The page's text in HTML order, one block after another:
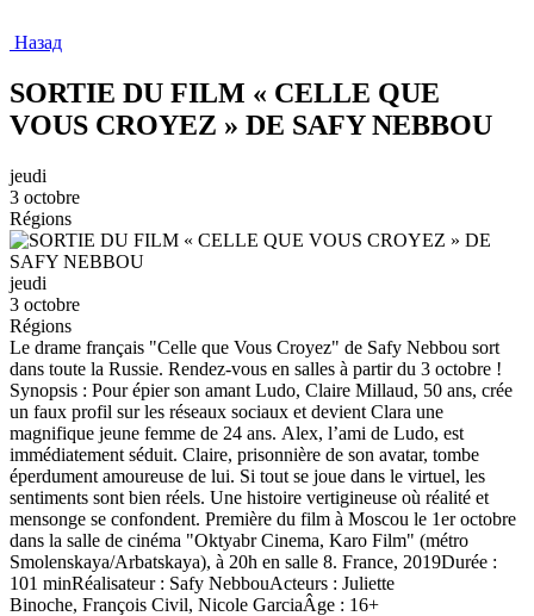
Назад
SORTIE DU FILM « CELLE QUE
VOUS CROYEZ » DE SAFY NEBBOU
jeudi
3 octobre
Régions
jeudi
3 octobre
Régions
Le drame français "Celle que Vous Croyez" de Safy Nebbou sort
dans toute la Russie. Rendez-vous en salles à partir du 3 octobre !
Synopsis : Pour épier son amant Ludo, Claire Millaud, 50 ans, crée
un faux profil sur les réseaux sociaux et devient Clara une
magnifique jeune femme de 24 ans. Alex, l’ami de Ludo, est
immédiatement séduit. Claire, prisonnière de son avatar, tombe
éperdument amoureuse de lui. Si tout se joue dans le virtuel, les
sentiments sont bien réels. Une histoire vertigineuse où réalité et
mensonge se confondent. Première du film à Moscou le 1er octobre
dans la salle de cinéma "Oktyabr Cinema, Karo Film" (métro
Smolenskaya/Arbatskaya), à 20h en salle 8. France, 2019Durée :
101 minRéalisateur : Safy NebbouActeurs : Juliette
Binoche, François Civil, Nicole GarciaÂge : 16+